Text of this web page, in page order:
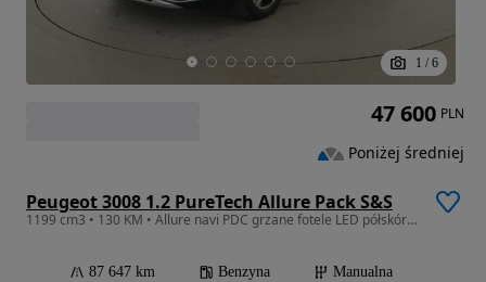
1 / 6
Peugeot 3008 1.2 PureTech Allure Pack S&S
1199 cm3 • 130 KM • Allure navi PDC grzane fotele LED półskóra tempomat el.klapa
87 647 km Benzyna
Manualna
47 600 PLN
Poniżej średniej